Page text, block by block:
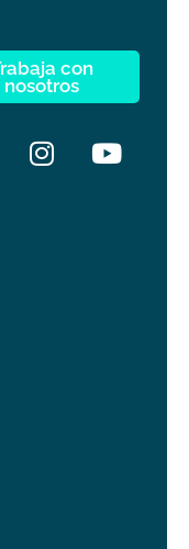
con
nosotros